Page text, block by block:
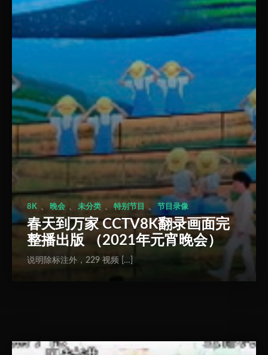
8K 、 晚会 、 未分类 、特别节目 、节目录像
春天到万家 CCTV8K翻录画面完
整播出版 （2021年元宵晚会）
说明除标注外，229 视频 […]